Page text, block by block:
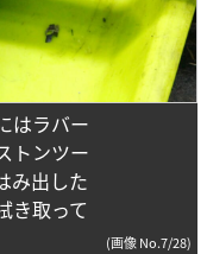
はラバー
トンツー
み出した
き取って
(画像 No.7/28)